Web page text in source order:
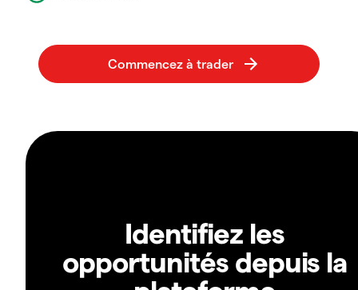
Identifiez les
opportunités depuis la